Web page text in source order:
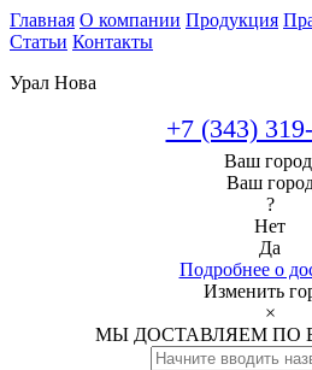
Главная О компании Продукция
Статьи Контакты
Урал Нова
+7 (343)
Ваш
Ваш
?
Нет
Да
Подробнее о
Изменить
×
МЫ ДОСТАВЛЯЕМ ПО